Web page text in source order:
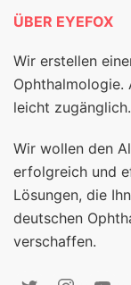
ÜBER EYEFOX
Wir erstellen
Ophthalmologie.
leicht zugänglich.
Wir wollen den
erfolgreich und
Lösungen, die
deutschen
verschaffen.